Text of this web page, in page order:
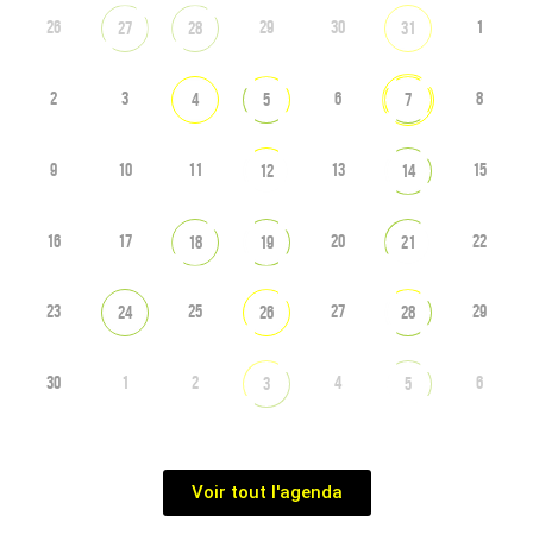
26 27 28 29 30 31 1
2 3 4 5 6 7 8
9 10 11 12 13 14 15
16 17 18 19 20 21 22
23 24 25 26 27 28 29
30 1 2 3 4 5 6
Voir tout l'agenda